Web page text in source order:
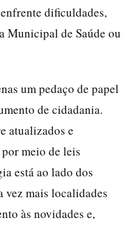
dificuldades,
Municipal de Saúde ou
um pedaço de papel
de cidadania.
atualizados e
meio de leis
está ao lado dos
vez mais localidades
às novidades e,